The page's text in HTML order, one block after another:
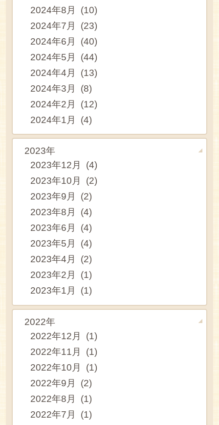
2024年8月 (10)
2024年7月 (23)
2024年6月 (40)
2024年5月 (44)
2024年4月 (13)
2024年3月 (8)
2024年2月 (12)
2024年1月 (4)
2023年
2023年12月 (4)
2023年10月 (2)
2023年9月 (2)
2023年8月 (4)
2023年6月 (4)
2023年5月 (4)
2023年4月 (2)
2023年2月 (1)
2023年1月 (1)
2022年
2022年12月 (1)
2022年11月 (1)
2022年10月 (1)
2022年9月 (2)
2022年8月 (1)
2022年7月 (1)